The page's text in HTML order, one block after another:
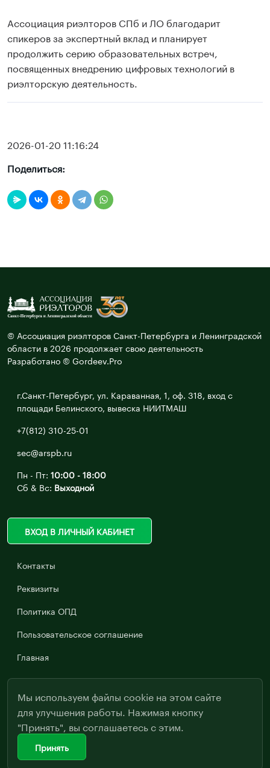
Ассоциация риэлторов СПб и ЛО благодарит
спикеров за экспертный вклад и планирует
продолжить серию образовательных встреч,
посвященных внедрению цифровых технологий в
риэлторскую деятельность.
2026-01-20 11:16:24
Поделиться:
© Ассоциация риэлторов Санкт-Петербурга и Ленинградской
области в 2026 продолжает свою деятельность
Разработано © Gordeev.Pro
г.Санкт-Петербург, ул. Караванная, 1, оф. 318, вход с
площади Белинского, вывеска НИИТМАШ
+7(812) 310-25-01
sec@arspb.ru
Пн - Пт: 10:00 - 18:00
Сб & Вс: Выходной
ВХОД В ЛИЧНЫЙ КАБИНЕТ
Контакты
Реквизиты
Политика ОПД
Пользовательское соглашение
Главная
Мы используем файлы cookie на этом сайте
для улучшения работы. Нажимая кнопку
"Принять", вы соглашаетесь с этим.
Принять